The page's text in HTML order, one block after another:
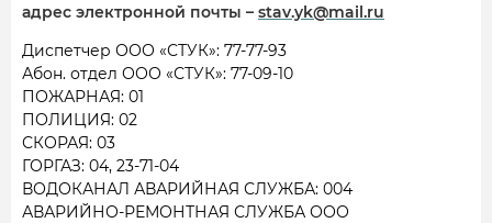
адрес электронной почты – stav.yk@mail.ru
Диспетчер ООО «СТУК»: 77-77-93
Абон. отдел ООО «СТУК»: 77-09-10
ПОЖАРНАЯ: 01
ПОЛИЦИЯ: 02
СКОРАЯ: 03
ГОРГАЗ: 04, 23-71-04
ВОДОКАНАЛ АВАРИЙНАЯ СЛУЖБА: 004
АВАРИЙНО-РЕМОНТНАЯ СЛУЖБА ООО